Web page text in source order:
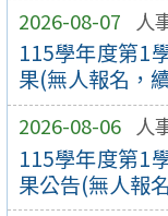
2026-08-07 人
115學年度第1
果(無人報名，
2026-08-06 人
115學年度第1
果公告(無人報